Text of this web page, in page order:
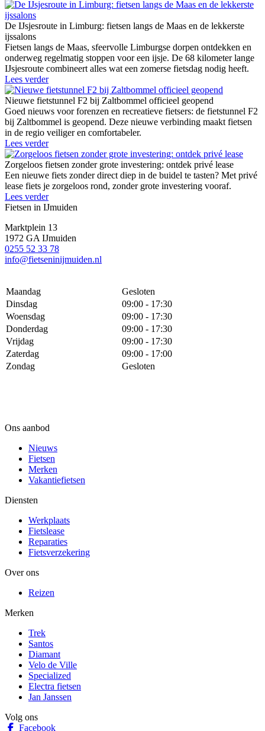
De IJsjesroute in Limburg: fietsen langs de Maas en de lekkerste
ijssalons
Fietsen langs de Maas, sfeervolle Limburgse dorpen ontdekken en
onderweg regelmatig stoppen voor een ijsje. De 68 kilometer lange
IJsjesroute combineert alles wat een zomerse fietsdag nodig heeft.
Lees verder
Nieuwe fietstunnel F2 bij Zaltbommel officieel geopend
Goed nieuws voor forenzen en recreatieve fietsers: de fietstunnel F2
bij Zaltbommel is geopend. Deze nieuwe verbinding maakt fietsen
in de regio veiliger en comfortabeler.
Lees verder
Zorgeloos fietsen zonder grote investering: ontdek privé lease
Een nieuwe fiets zonder direct diep in de buidel te tasten? Met privé
lease fiets je zorgeloos rond, zonder grote investering vooraf.
Lees verder
Fietsen in IJmuiden
Marktplein 13
1972 GA IJmuiden
0255 52 33 78
info@fietseninijmuiden.nl
Maandag
Gesloten
Dinsdag
09:00 - 17:30
Woensdag
09:00 - 17:30
Donderdag
09:00 - 17:30
Vrijdag
09:00 - 17:30
Zaterdag
09:00 - 17:00
Zondag
Gesloten
Ons aanbod
Nieuws
Fietsen
Merken
Vakantiefietsen
Diensten
Werkplaats
Fietslease
Reparaties
Fietsverzekering
Over ons
Reizen
Merken
Trek
Santos
Diamant
Velo de Ville
Specialized
Electra fietsen
Jan Janssen
Volg ons
Facebook